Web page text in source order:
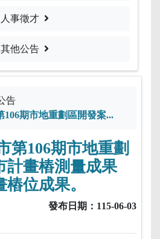
人事徵才
其他公告